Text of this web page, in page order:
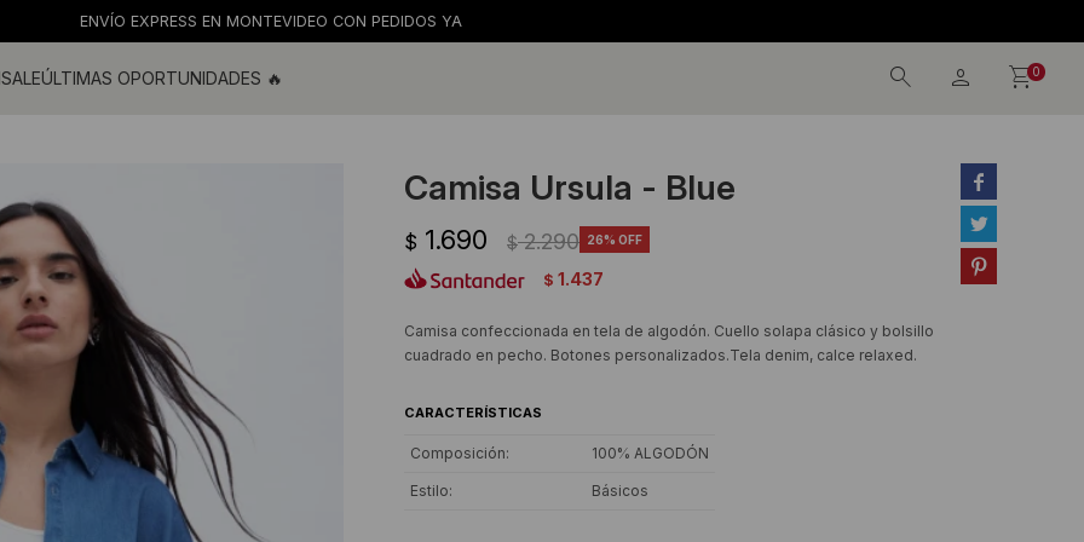
ENVÍO GRATIS EN COMPRAS MAYORES A $2900
baño
SALEÚLTIMAS OPORTUNIDADES 🔥 0
Camisa Ursula - Blue
$ 1.690 $ 2.290 26
$ 1.437
Camisa confeccionada en tela de algodón. Cuello solapa clásico y bolsillo
cuadrado en pecho. Botones personalizados.Tela denim, calce relaxed.
CARACTERÍSTICAS
Composición 100% ALGODÓN
Estilo Básicos


